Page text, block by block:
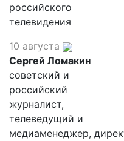
российского
телевидения
10 августа
Сергей Ломакин
советский и
российский
журналист,
телеведущий и
медиаменеджер,